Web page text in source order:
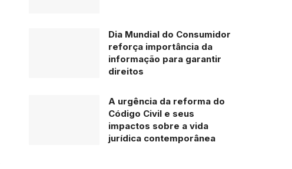
Dia Mundial do Consumidor
reforça importância da
informação para garantir
direitos
A urgência da reforma do
Código Civil e seus
impactos sobre a vida
jurídica contemporânea